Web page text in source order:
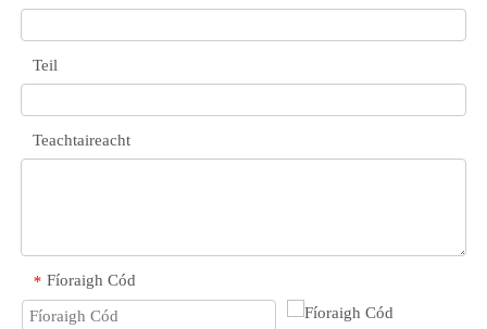
Teil
Teachtaireacht
* Fíoraigh Cód